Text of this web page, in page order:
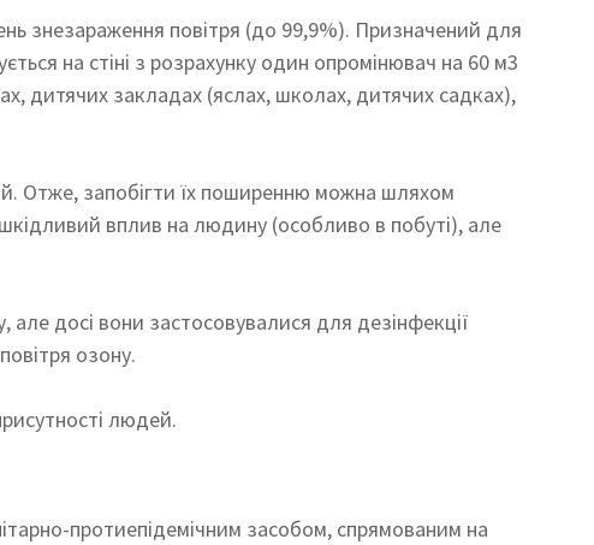
знезараження повітря (до 99,9%). Призначений для
на стіні з розрахунку один опромінювач на 60 м3
дитячих закладах (яслах, школах, дитячих садках),
Отже, запобігти їх поширенню можна шляхом
вплив на людину (особливо в побуті), але
досі вони застосовувалися для дезінфекції
озону.
людей.
протиепідемічним засобом, спрямованим на